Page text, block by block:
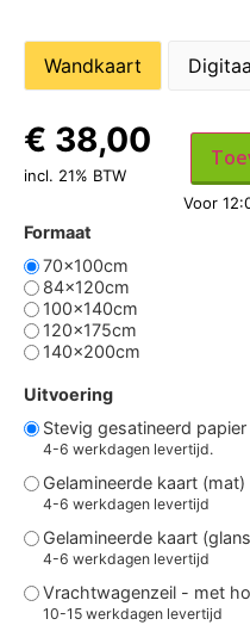
Wandkaart
Formaat
70x100cm
84x120cm
100x140cm
120x175cm
140x200cm
Uitvoering
Stevig gesatineerd papier
4-6 werkdagen levertijd.
Gelamineerde kaart (mat)
4-6 werkdagen levertijd
Gelamineerde kaart
4-6 werkdagen levertijd
Vrachtwagenzeil - met
10-15 werkdagen levertijd
€ 38,00
incl. 21% BTW